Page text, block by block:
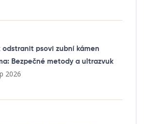
odstranit psovi zubní kámen
Bezpečné metody a ultrazvuk
2026